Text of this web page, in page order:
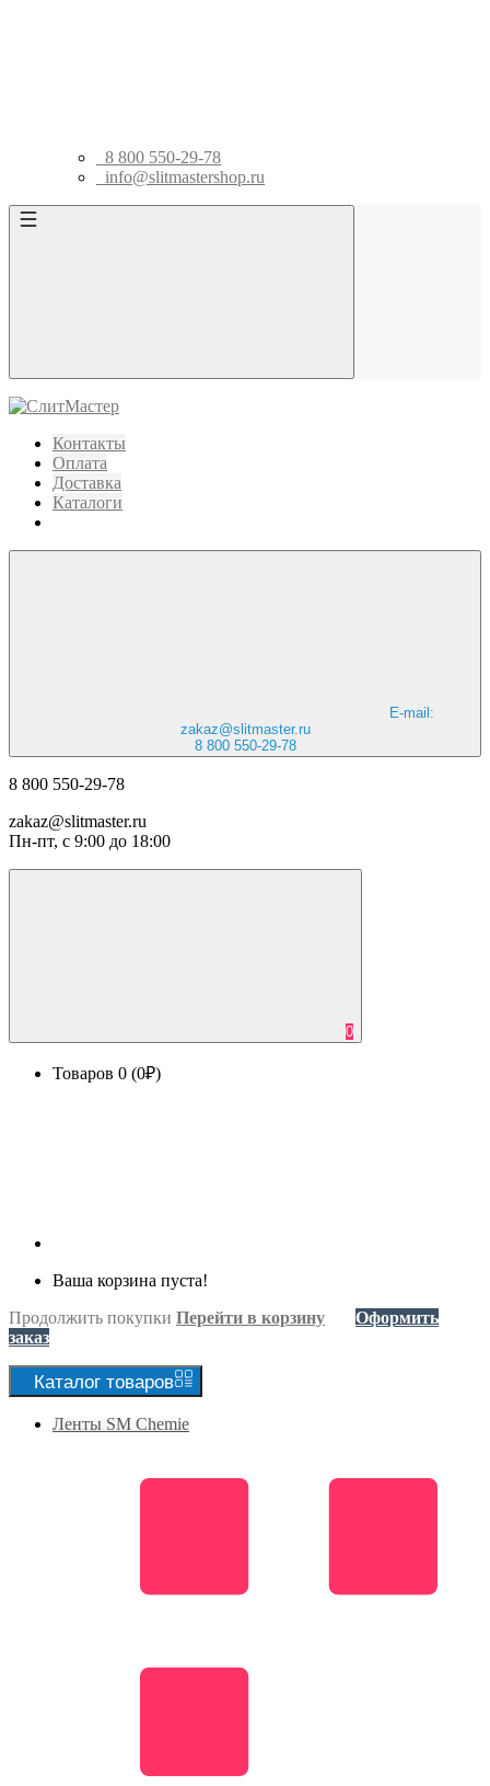
8 800 550-29-78
info@slitmastershop.ru
Контакты
Оплата
Доставка
Каталоги
E-mail:
zakaz@slitmaster.ru
8 800 550-29-78
8 800 550-29-78
zakaz@slitmaster.ru
Пн-пт, с 9:00 до 18:00
0
Товаров 0 (0₽)
Ваша корзина пуста!
Продолжить покупки Перейти в корзину
Оформить
заказ
Каталог товаров
Ленты SM Chemie